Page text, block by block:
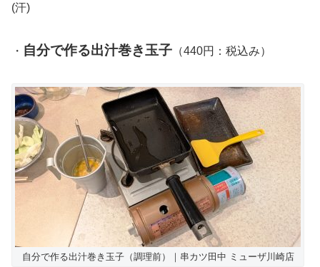
(汗)
・ 自分で作る出汁巻き玉子 （440円：税込み）
自分で作る出汁巻き玉子（調理前）｜串カツ田中 ミューザ川崎店